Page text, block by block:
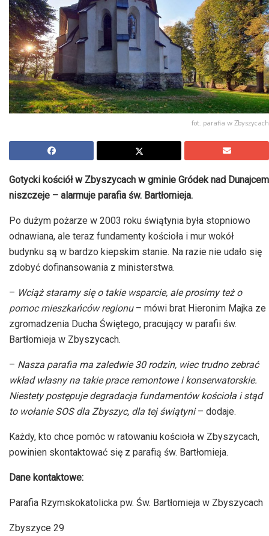
fot. parafia w Zbyszycach
Gotycki kościół w Zbyszycach w gminie Gródek nad Dunajcem
niszczeje – alarmuje parafia św. Bartłomieja.
Po dużym pożarze w 2003 roku świątynia była stopniowo
odnawiana, ale teraz fundamenty kościoła i mur wokół
budynku są w bardzo kiepskim stanie. Na razie nie udało się
zdobyć dofinansowania z ministerstwa.
– Wciąż staramy się o takie wsparcie, ale prosimy też o
pomoc mieszkańców regionu– mówi brat Hieronim Majka ze
zgromadzenia Ducha Świętego, pracujący w parafii św.
Bartłomieja w Zbyszycach.
– Nasza parafia ma zaledwie 30 rodzin, wiec trudno zebrać
wkład własny na takie prace remontowe i konserwatorskie.
Niestety postępuje degradacja fundamentów kościoła i stąd
to wołanie SOS dla Zbyszyc, dla tej świątyni– dodaje.
Każdy, kto chce pomóc w ratowaniu kościoła w Zbyszycach,
powinien skontaktować się z parafią św. Bartłomieja.
Dane kontaktowe:
Parafia Rzymskokatolicka pw. Św. Bartłomieja w Zbyszycach
Zbyszyce 29